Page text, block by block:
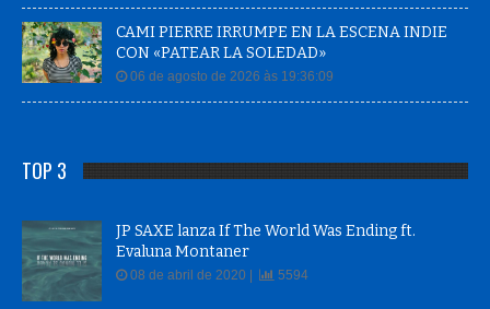
CAMI PIERRE IRRUMPE EN LA ESCENA INDIE
CON «PATEAR LA SOLEDAD»
06 de agosto de 2026 às 19:36:09
TOP 3
JP SAXE lanza If The World Was Ending ft.
Evaluna Montaner
08 de abril de 2020 | 5594